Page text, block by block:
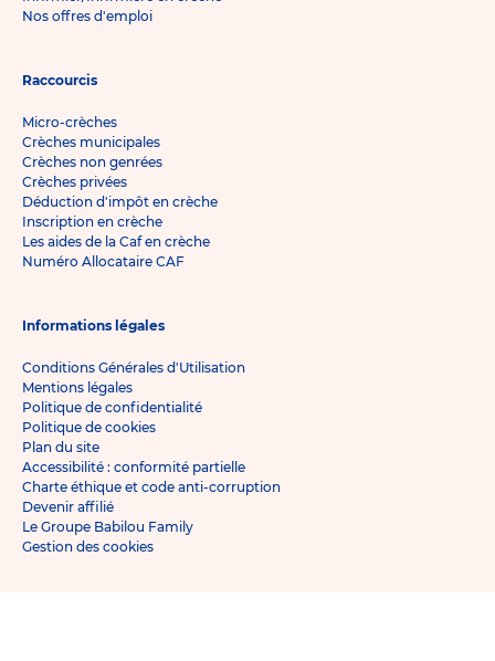
Nos offres d'emploi
Raccourcis
Micro-crèches
Crèches municipales
Crèches non genrées
Crèches privées
Déduction d'impôt en crèche
Inscription en crèche
Les aides de la Caf en crèche
Numéro Allocataire CAF
Informations légales
Conditions Générales d'Utilisation
Mentions légales
Politique de confidentialité
Politique de cookies
Plan du site
Accessibilité : conformité partielle
Charte éthique et code anti-corruption
Devenir affilié
Le Groupe Babilou Family
Gestion des cookies